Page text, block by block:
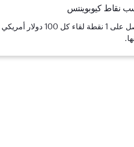
نقاط كيوبوينتس
احصل على 1 نقطة لقاء كل 100 دولار أمريكي